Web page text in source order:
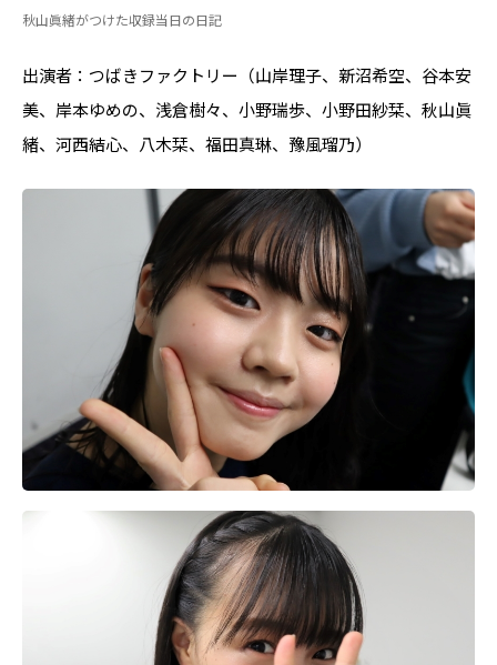
秋山眞緒がつけた収録当日の日記
出演者：つばきファクトリー（山岸理子、新沼希空、谷本安
美、岸本ゆめの、浅倉樹々、小野瑞歩、小野田紗栞、秋山眞
緒、河西結心、八木栞、福田真琳、豫風瑠乃）